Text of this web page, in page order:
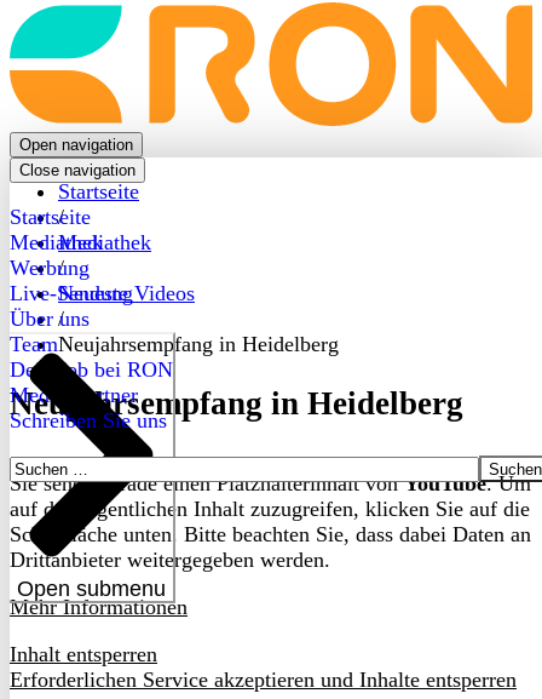
Back
to
frontpage
Open navigation
Close navigation
Startseite
Mediathek
Werbung
Live-Sendung
Über uns
Open submenu
Team
Dein Job bei RON
Medienpartner
Schreiben Sie uns
Suchen
nach:
Startseite
/
Mediathek
/
Neueste Videos
/
Neujahrsempfang in Heidelberg
Neujahrsempfang in Heidelberg
Sie sehen gerade einen Platzhalterinhalt vonYouTube. Um
auf den eigentlichen Inhalt zuzugreifen, klicken Sie auf die
Schaltfläche unten. Bitte beachten Sie, dass dabei Daten an
Drittanbieter weitergegeben werden.
Mehr Informationen
Inhalt entsperren
Erforderlichen Service akzeptieren und Inhalte entsperren